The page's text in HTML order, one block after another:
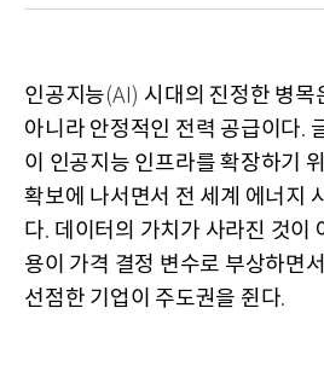
인공지능(AI) 시대의 진정한 병목
아니라 안정적인 전력 공급이다.
이 인공지능 인프라를 확장하기
확보에 나서면서 전 세계 에너지
다. 데이터의 가치가 사라진 것이
용이 가격 결정 변수로 부상하면
선점한 기업이 주도권을 쥔다.